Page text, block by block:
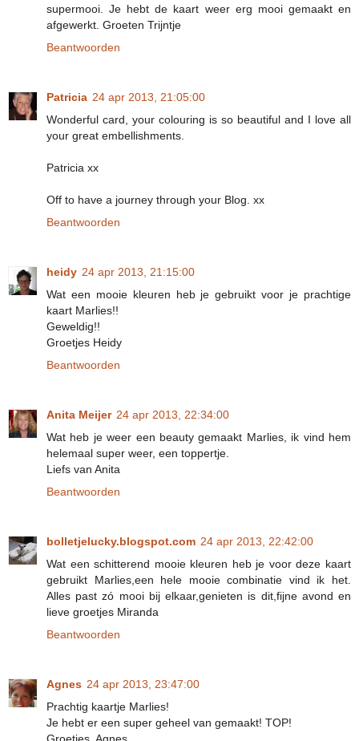
supermooi. Je hebt de kaart weer erg mooi gemaakt en
afgewerkt. Groeten Trijntje
Beantwoorden
Patricia 24 apr 2013, 21:05:00
Wonderful card, your colouring is so beautiful and I love all
your great embellishments.
Patricia xx
Off to have a journey through your Blog. xx
Beantwoorden
heidy 24 apr 2013, 21:15:00
Wat een mooie kleuren heb je gebruikt voor je prachtige
kaart Marlies!!
Geweldig!!
Groetjes Heidy
Beantwoorden
Anita Meijer 24 apr 2013, 22:34:00
Wat heb je weer een beauty gemaakt Marlies, ik vind hem
helemaal super weer, een toppertje.
Liefs van Anita
Beantwoorden
bolletjelucky.blogspot.com 24 apr 2013, 22:42:00
Wat een schitterend mooie kleuren heb je voor deze kaart
gebruikt Marlies,een hele mooie combinatie vind ik het.
Alles past zó mooi bij elkaar,genieten is dit,fijne avond en
lieve groetjes Miranda
Beantwoorden
Agnes 24 apr 2013, 23:47:00
Prachtig kaartje Marlies!
Je hebt er een super geheel van gemaakt! TOP!